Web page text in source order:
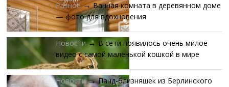
Разное → Ванная комната в деревянном доме
— фото для вдохновения
Новости → В сети появилось очень милое
видео с самой маленькой кошкой в мире
Новости → Панд-близняшек из Берлинского